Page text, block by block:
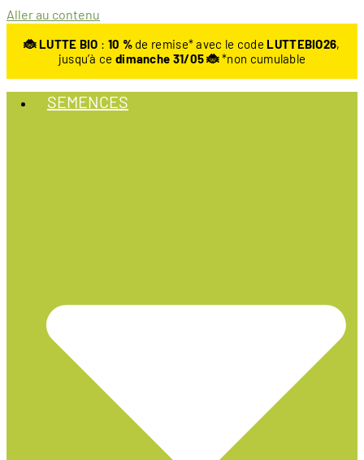
Aller au contenu
🐞 LUTTE BIO : 10 %de remise* avec le code LUTTEBIO26,
jusqu’à ce dimanche 31/05 🐞*non cumulable
SEMENCES